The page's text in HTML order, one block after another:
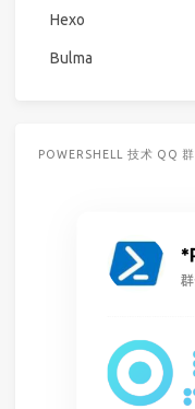
Hexo
Bulma
POWERSHELL 技术 QQ 群